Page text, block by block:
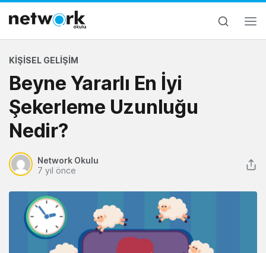
KIŞISEL GELIŞIM
Beyne Yararlı En İyi
Şekerleme Uzunluğu
Nedir?
Network Okulu
7 yıl önce